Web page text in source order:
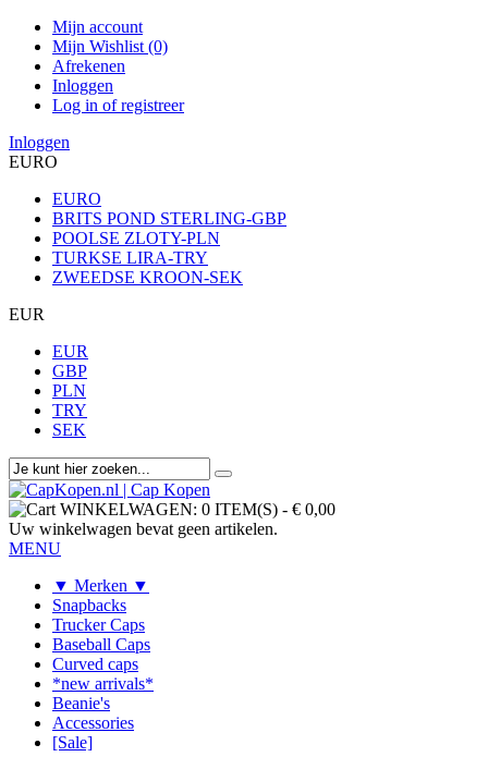
Mijn account
Mijn Wishlist (0)
Afrekenen
Inloggen
Log in of registreer
Inloggen
EURO
EURO
BRITS POND STERLING-GBP
POOLSE ZLOTY-PLN
TURKSE LIRA-TRY
ZWEEDSE KROON-SEK
EUR
EUR
GBP
PLN
TRY
SEK
WINKELWAGEN: 0 ITEM(S) - € 0,00
Uw winkelwagen bevat geen artikelen.
MENU
▼ Merken ▼
Snapbacks
Trucker Caps
Baseball Caps
Curved caps
*new arrivals*
Beanie's
Accessories
[Sale]